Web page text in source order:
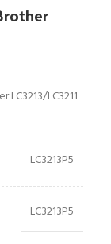
LC3211
LC3213P5
LC3213P5